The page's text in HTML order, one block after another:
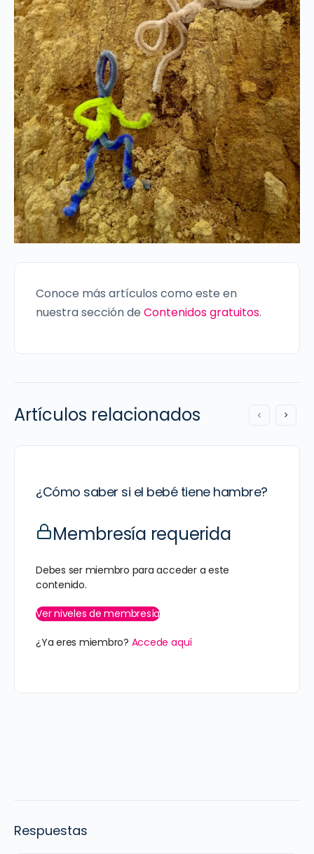
Conoce más artículos como este en
nuestra sección de Contenidos gratuitos.
Artículos relacionados
¿Cómo saber si el bebé tiene hambre?
Membresía requerida
Debes ser miembro para acceder a este
contenido.
Ver niveles de membresía
¿Ya eres miembro? Accede aquí
Respuestas